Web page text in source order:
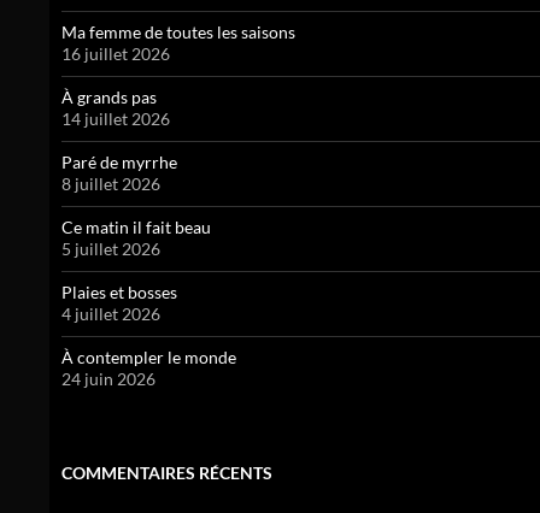
Ma femme de toutes les saisons
16 juillet 2026
À grands pas
14 juillet 2026
Paré de myrrhe
8 juillet 2026
Ce matin il fait beau
5 juillet 2026
Plaies et bosses
4 juillet 2026
À contempler le monde
24 juin 2026
COMMENTAIRES RÉCENTS